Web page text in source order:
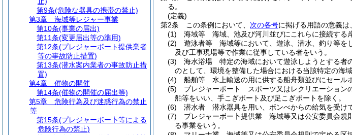
る。
(定義)
第2条
この条例において、 次の各号に掲げる用語の意義は
(1)
海域等 海域、池及び河川並びにこれらに接続する
(2)
遊泳者等 海域等において、遊泳、潜水、釣り等を
及び工事現場等で作業に従事している者をいう。
(3)
海水浴場 特定の海域において遊泳しようとする者
のとして、環境を整備した場合における当該特定の海
(4)
船舶等 水上輸送の用に供する船舟類並びにセール
(5)
プレジャーボート スポーツ又はレクリエーション
舶等をいい、手こぎボート及び足こぎボートを除く。
(6)
潜水者 潜水器具を用い、ボンべからの給気を受け
(7)
プレジャーボー卜提供業 海域等又は公安委員会規
る事業をいう。
第9条(危険な器具の携帯の禁止)
第3章
海域等レジャー事業
第10条(事業の届出)
第11条(変更届出等の準用)
第12条(プレジャーボート提供業者
等の事故防止措置)
第13条(潜水案内業者の事故防止措
置)
第4章
催物の開催
第14条(催物の開催の届出等)
第5章
危険行為及び迷惑行為の禁止
等
第15条(プレジャーボー卜等による
危険行為の禁止)